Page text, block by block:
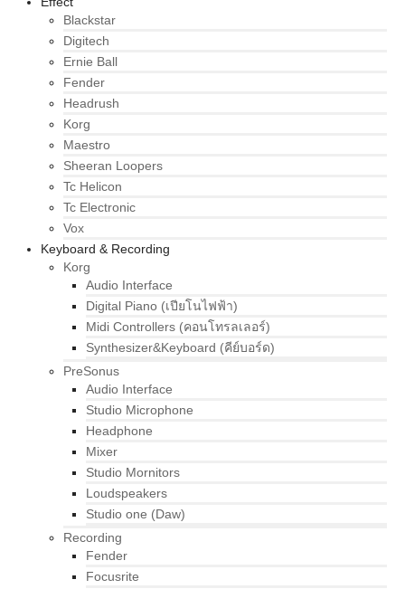
Blackstar
Digitech
Ernie Ball
Fender
Headrush
Korg
Maestro
Sheeran Loopers
Tc Helicon
Tc Electronic
Vox
Keyboard & Recording
Korg
Audio Interface
Digital Piano (เปียโนไฟฟ้า)
Midi Controllers (คอนโทรลเลอร์)
Synthesizer&Keyboard (คีย์บอร์ด)
PreSonus
Audio Interface
Studio Microphone
Headphone
Mixer
Studio Mornitors
Loudspeakers
Studio one (Daw)
Recording
Fender
Focusrite